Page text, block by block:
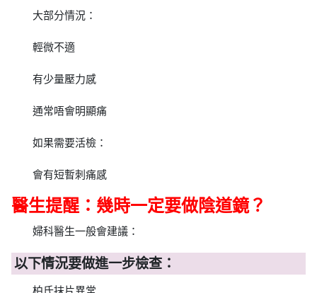
大部分情況：
輕微不適
有少量壓力感
通常唔會明顯痛
如果需要活檢：
會有短暫刺痛感
醫生提醒：幾時一定要做陰道鏡？
婦科醫生一般會建議：
以下情況要做進一步檢查：
柏氏抹片異常